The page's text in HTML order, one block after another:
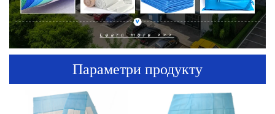
Параметри продукту